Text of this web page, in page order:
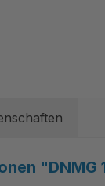
"DNMG